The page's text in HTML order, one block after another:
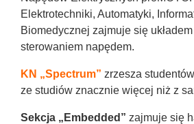
Elektrotechniki, Automatyki,
Biomedycznej zajmuje się
sterowaniem napędem.
KN „Spectrum” zrzesza
ze studiów znacznie więcej niż z
Sekcja „Embedded” zajmuje się